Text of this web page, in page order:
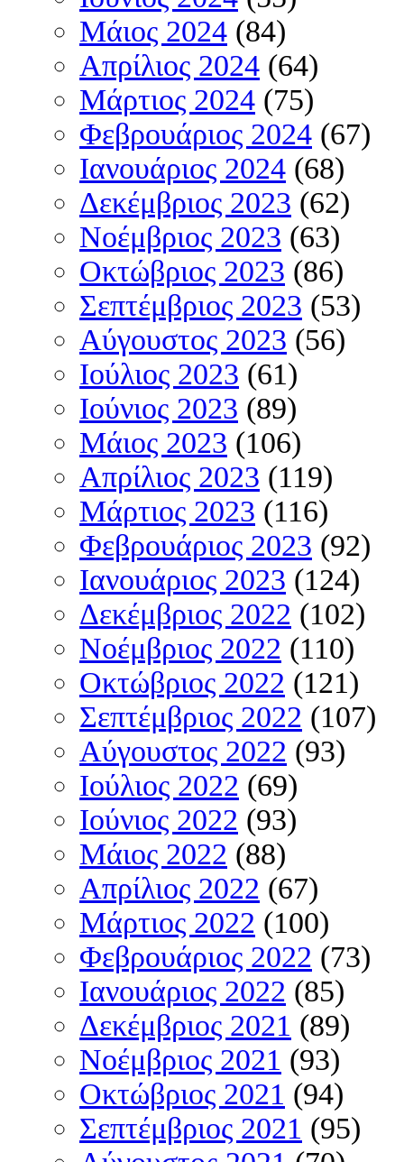
Μάιος 2024 (84)
Απρίλιος 2024 (64)
Μάρτιος 2024 (75)
Φεβρουάριος 2024 (67)
Ιανουάριος 2024 (68)
Δεκέμβριος 2023 (62)
Νοέμβριος 2023 (63)
Οκτώβριος 2023 (86)
Σεπτέμβριος 2023 (53)
Αύγουστος 2023 (56)
Ιούλιος 2023 (61)
Ιούνιος 2023 (89)
Μάιος 2023 (106)
Απρίλιος 2023 (119)
Μάρτιος 2023 (116)
Φεβρουάριος 2023 (92)
Ιανουάριος 2023 (124)
Δεκέμβριος 2022 (102)
Νοέμβριος 2022 (110)
Οκτώβριος 2022 (121)
Σεπτέμβριος 2022 (107)
Αύγουστος 2022 (93)
Ιούλιος 2022 (69)
Ιούνιος 2022 (93)
Μάιος 2022 (88)
Απρίλιος 2022 (67)
Μάρτιος 2022 (100)
Φεβρουάριος 2022 (73)
Ιανουάριος 2022 (85)
Δεκέμβριος 2021 (89)
Νοέμβριος 2021 (93)
Οκτώβριος 2021 (94)
Σεπτέμβριος 2021 (95)